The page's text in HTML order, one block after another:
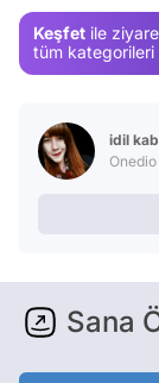
Keşfet ile
tüm kategorileri
idil
Sana